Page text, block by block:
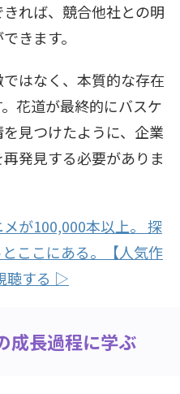
れば、競合他社との明
きます。
はなく、本質的な存在
花道が最終的にバスケ
見つけたように、企業
発見する必要がありま
が100,000本以上。 探
ここにある。【人気作
聴する ▷
成長過程に学ぶ